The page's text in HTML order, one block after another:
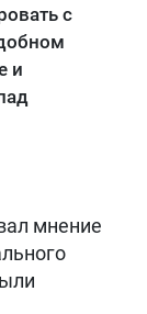
с
и
мнение